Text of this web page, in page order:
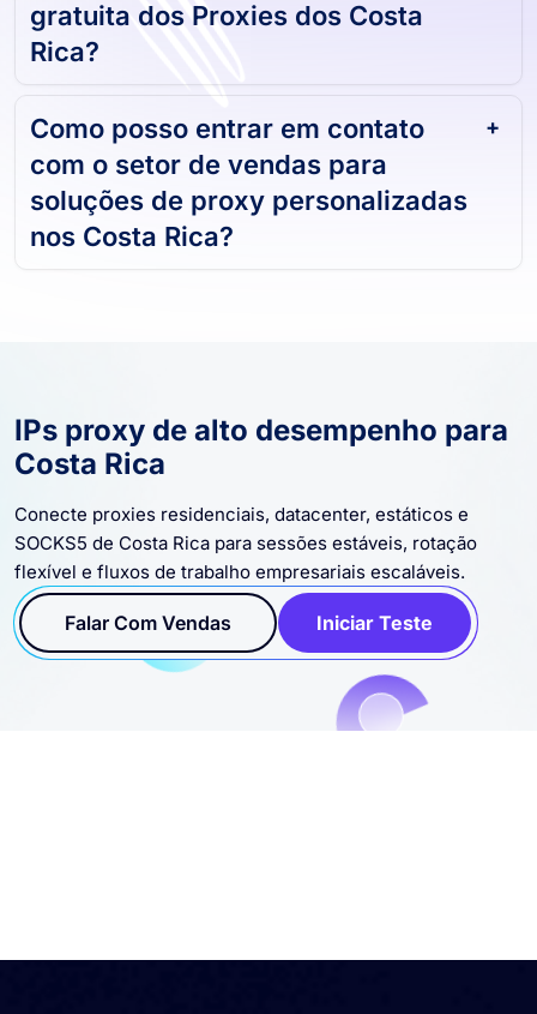
gratuita dos Proxies dos Costa
Rica?
Como posso entrar em contato
com o setor de vendas para
soluções de proxy personalizadas
nos Costa Rica?
IPs proxy de alto desempenho para
Costa Rica
Conecte proxies residenciais, datacenter, estáticos e
SOCKS5 de Costa Rica para sessões estáveis, rotação
flexível e fluxos de trabalho empresariais escaláveis.
Falar Com Vendas Iniciar Teste